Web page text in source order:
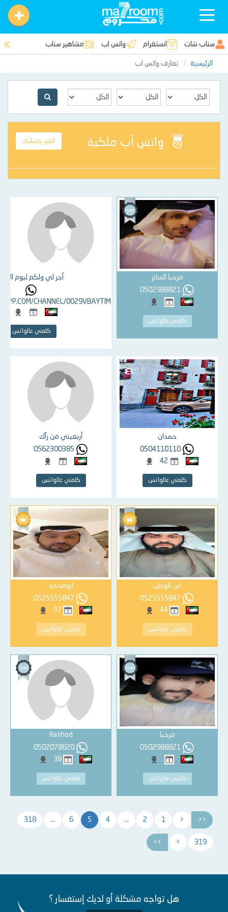
Toggle
سناب شات انستغرام واتس اب مشاهير سناب
الرئيسية تعارف واتس اب
واتس آب ملكية انشر حسابك
مرحبا الساع
0502988821
كلمني عالواتس
أجر لي ولكم ليوم
CHANNEL/0029VBAYTIM
كلمني عالواتس
حمدان
0504110110
كلمني عالواتس
أربعيني من رآك
كلمني عالواتس
ابن الوطن
44
كلمني عالواتس
ابومحمد
كلمني عالواتس
مرحبا
0502988821
كلمني عالواتس
Rashed
0502078820
38
كلمني عالواتس
<<
<
1
2
...
4
5
6
...
318
319
>
>>
هل تواجه مشكلة أو لديك إستفسار ؟